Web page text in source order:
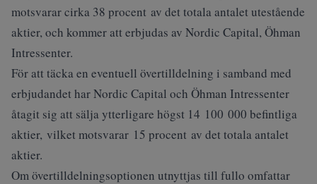
motsvarar cirka 38 procent av det totala antalet utestående
aktier, och kommer att erbjudas av Nordic Capital, Öhman
Intressenter.
För att täcka en eventuell övertilldelning i samband med
erbjudandet har Nordic Capital och Öhman Intressenter
åtagit sig att sälja ytterligare högst 14 100 000 befintliga
aktier, vilket motsvarar 15 procent av det totala antalet
aktier.
Om övertilldelningsoptionen utnyttjas till fullo omfattar